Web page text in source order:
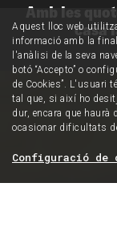
Amb les
casa
Aquest lloc web
informació amb la
l'anàlisi de la seva
botó “Accepto” o
de Cookies”. L'usuari
tal que, si així ho
dur, encara que haurà
ocasionar dificultats
Configuració de